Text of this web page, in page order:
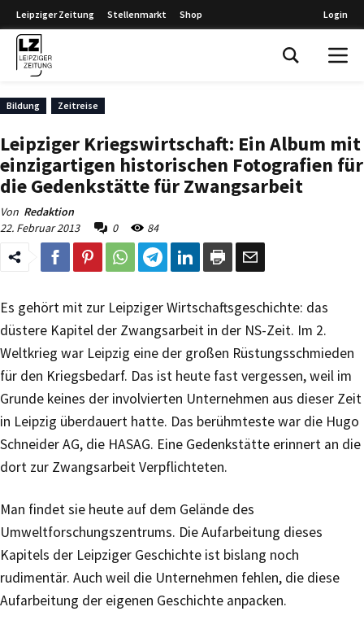
Leipziger Zeitung Stellenmarkt Shop Login
Bildung Zeitreise
Leipziger Kriegswirtschaft: Ein Album mit
einzigartigen historischen Fotografien für
die Gedenkstätte für Zwangsarbeit
Von Redaktion
22. Februar 2013
0 84
Es gehört mit zur Leipziger Wirtschaftsgeschichte: das
düstere Kapitel der Zwangsarbeit in der NS-Zeit. Im 2.
Weltkrieg war Leipzig eine der großen Rüstungsschmieden
für den Kriegsbedarf. Das ist heute fast vergessen, weil im
Grunde keines der involvierten Unternehmen aus dieser Zeit
in Leipzig überdauert hatte. Das berühmteste war die Hugo
Schneider AG, die HASAG. Eine Gedenkstätte erinnert an die
dort zur Zwangsarbeit Verpflichteten.
Man findet sie heute auf dem Gelände des
Umweltforschungszentrums. Die Aufarbeitung dieses
Kapitels der Leipziger Geschichte ist bislang noch
rudimentär. Auch weil die Unternehmen fehlen, die diese
Aufarbeitung der eigenen Geschichte anpacken.